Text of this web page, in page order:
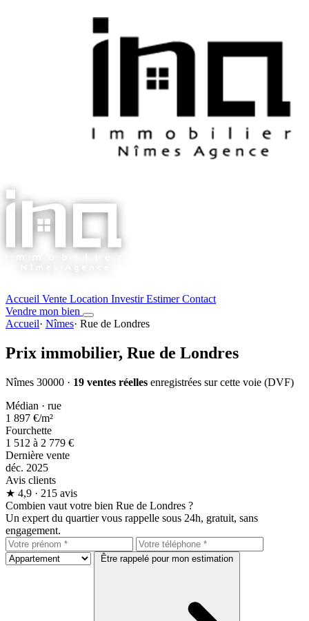
Accueil Vente Location InvestirEstimerContact
Vendre mon bien
Accueil· Nîmes· Rue de Londres
Prix immobilier, Rue de Londres
Nîmes 30000 · 19 ventes réelles enregistrées sur cette voie (DVF)
Médian · rue
1 897 €/m²
Fourchette
1 512 à 2 779 €
Dernière vente
déc. 2025
Avis clients
★ 4,9 · 215 avis
Combien vaut votre bien Rue de Londres ?
Un expert du quartier vous rappelle sous 24h, gratuit, sans
engagement.
Être rappelé pour mon estimation